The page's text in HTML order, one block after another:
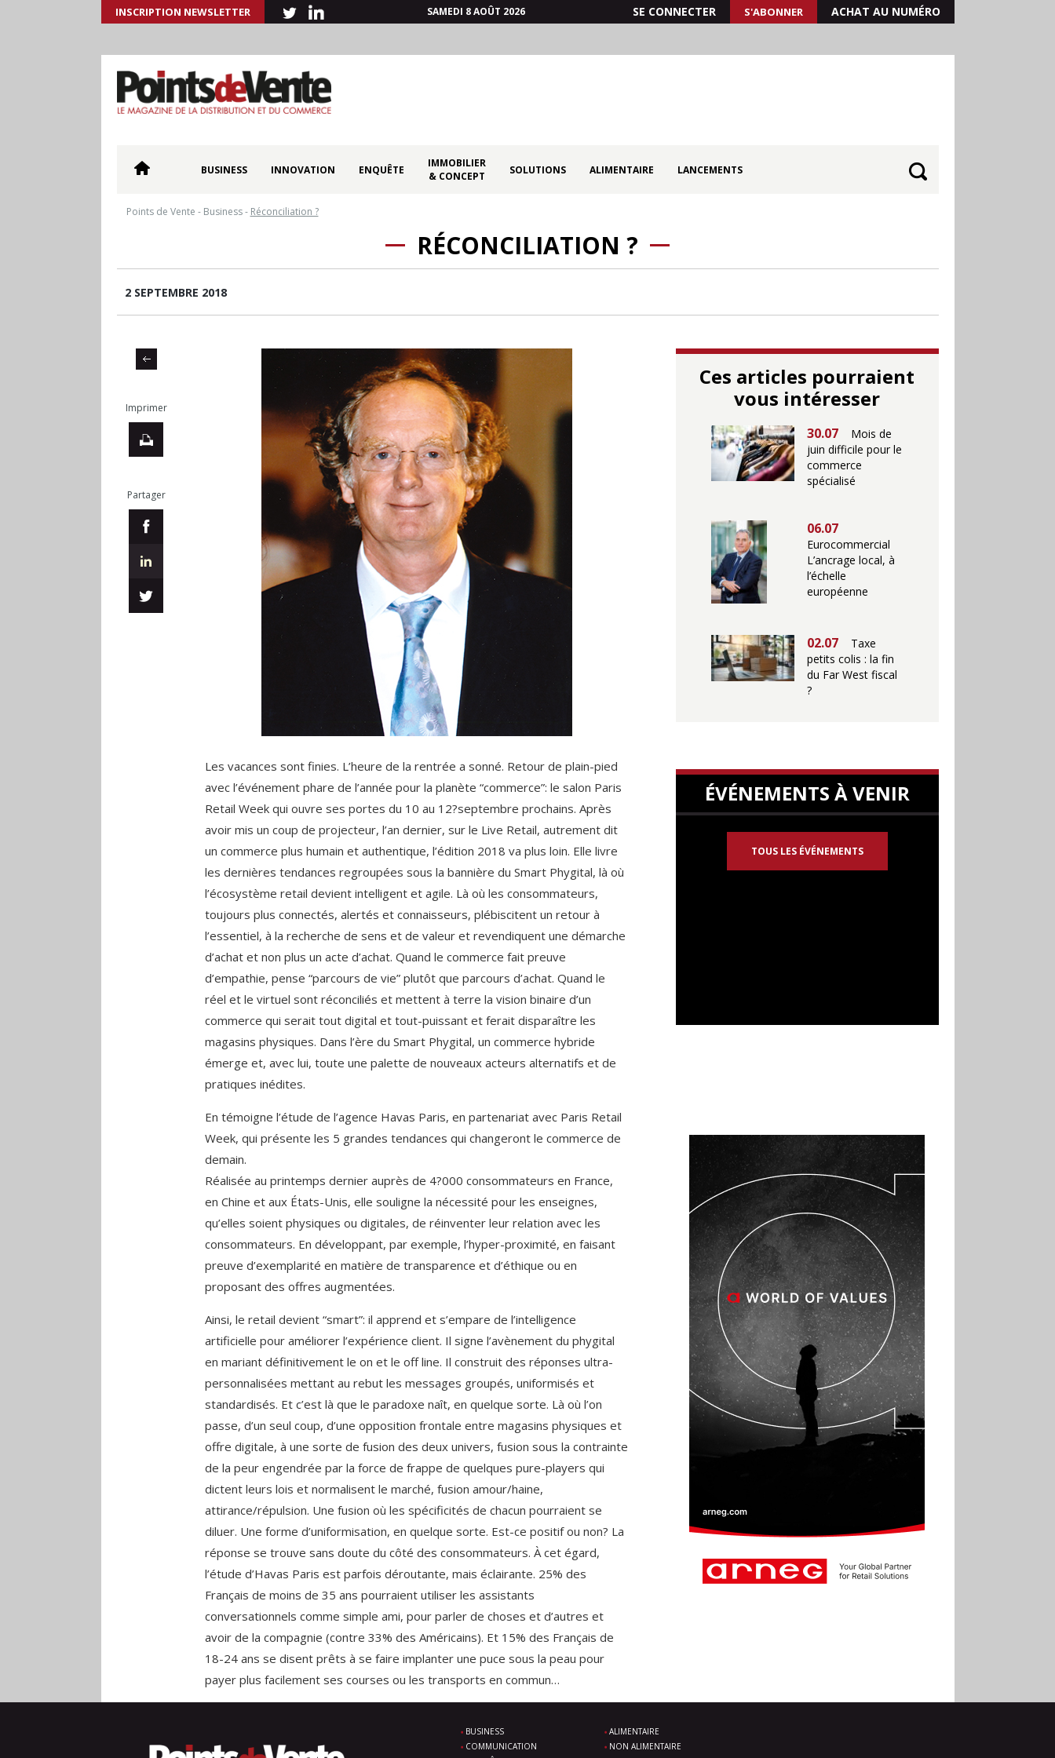
INSCRIPTION NEWSLETTER SAMEDI 8 AOÛT 2026 SE CONNECTER S'ABONNER ACHAT AU NUMÉRO
BUSINESS INNOVATION ENQUÊTE
IMMOBILIER
& CONCEPT
SOLUTIONS ALIMENTAIRE LANCEMENTS
Points de Vente - Business- Réconciliation ?
RÉCONCILIATION ?
2 SEPTEMBRE 2018
Imprimer
Partager
Les vacances sont finies. L’heure de la rentrée a sonné. Retour de plain-pied
avec l’événement phare de l’année pour la planète “commerce”: le salon Paris
Retail Week qui ouvre ses portes du 10 au 12?septembre prochains. Après
avoir mis un coup de projecteur, l’an dernier, sur le Live Retail, autrement dit
un commerce plus humain et authentique, l’édition 2018 va plus loin. Elle livre
les dernières tendances regroupées sous la bannière du Smart Phygital, là où
l’écosystème retail devient intelligent et agile. Là où les consommateurs,
toujours plus connectés, alertés et connaisseurs, plébiscitent un retour à
l’essentiel, à la recherche de sens et de valeur et revendiquent une démarche
d’achat et non plus un acte d’achat. Quand le commerce fait preuve
d’empathie, pense “parcours de vie” plutôt que parcours d’achat. Quand le
réel et le virtuel sont réconciliés et mettent à terre la vision binaire d’un
commerce qui serait tout digital et tout-puissant et ferait disparaître les
magasins physiques. Dans l’ère du Smart Phygital, un commerce hybride
émerge et, avec lui, toute une palette de nouveaux acteurs alternatifs et de
pratiques inédites.
En témoigne l’étude de l’agence Havas Paris, en partenariat avec Paris Retail
Week, qui présente les 5 grandes tendances qui changeront le commerce de
demain.
Réalisée au printemps dernier auprès de 4?000 consommateurs en France,
en Chine et aux États-Unis, elle souligne la nécessité pour les enseignes,
qu’elles soient physiques ou digitales, de réinventer leur relation avec les
consommateurs. En développant, par exemple, l’hyper-proximité, en faisant
preuve d’exemplarité en matière de transparence et d’éthique ou en
proposant des offres augmentées.
Ainsi, le retail devient “smart”: il apprend et s’empare de l’intelligence
artificielle pour améliorer l’expérience client. Il signe l’avènement du phygital
en mariant définitivement le on et le off line. Il construit des réponses ultra-
personnalisées mettant au rebut les messages groupés, uniformisés et
standardisés. Et c’est là que le paradoxe naît, en quelque sorte. Là où l’on
passe, d’un seul coup, d’une opposition frontale entre magasins physiques et
offre digitale, à une sorte de fusion des deux univers, fusion sous la contrainte
de la peur engendrée par la force de frappe de quelques pure-players qui
dictent leurs lois et normalisent le marché, fusion amour/haine,
attirance/répulsion. Une fusion où les spécificités de chacun pourraient se
diluer. Une forme d’uniformisation, en quelque sorte. Est-ce positif ou non? La
réponse se trouve sans doute du côté des consommateurs. À cet égard,
l’étude d’Havas Paris est parfois déroutante, mais éclairante. 25% des
Français de moins de 35 ans pourraient utiliser les assistants
conversationnels comme simple ami, pour parler de choses et d’autres et
avoir de la compagnie (contre 33% des Américains). Et 15% des Français de
18-24 ans se disent prêts à se faire implanter une puce sous la peau pour
payer plus facilement ses courses ou les transports en commun…
Ces articles pourraient
vous intéresser
30.07
Mois de
juin difficile pour le
commerce
spécialisé
06.07
Eurocommercial
L’ancrage local, à
l’échelle
européenne
02.07
Taxe
petits colis : la fin
du Far West fiscal
?
ÉVÉNEMENTS À VENIR
TOUS LES ÉVÉNEMENTS
BUSINESS
COMMUNICATION
ALIMENTAIRE
NON ALIMENTAIRE